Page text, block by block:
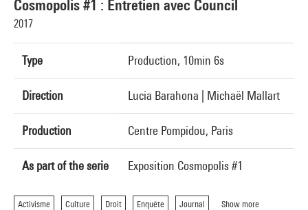
Cosmopolis #1 : Entretien avec Council
2017
Type Production, 10min 6s
Direction Lucia Barahona | Michaël Mallart
Production Centre Pompidou, Paris
As part of the serie Exposition Cosmopolis #1
Activisme Culture Droit Enquête Journal Show more